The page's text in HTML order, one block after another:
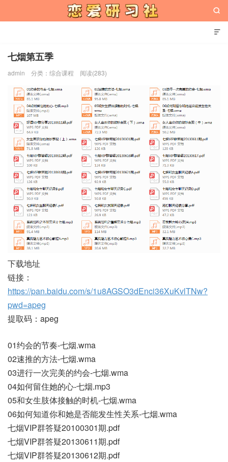


七烟第五季
admin 分类： 综合课程 阅读(283)
下载地址
链接：
https://pan.baidu.com/s/1u8AGSO3dEnci36XuKvlTNw?
pwd=apeg
提取码：apeg
01约会的节奏-七烟.wma
02速推的方法-七烟.wma
03进行一次完美的约会-七烟.wma
04如何留住她的心-七烟.mp3
05和女生肢体接触的时机-七烟.wma
06如何知道你和她是否能发生性关系-七烟.wma
七烟VIP群答疑20100301期.pdf
七烟VIP群答疑20130611期.pdf
七烟VIP群答疑20130612期.pdf